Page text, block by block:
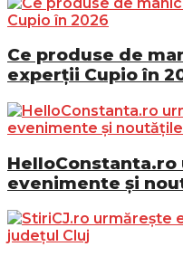
Ce produse de
experții Cupio în
evenimente și